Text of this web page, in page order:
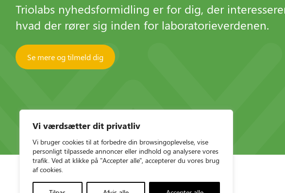
Vi værdsætter dit privatliv
Vi bruger cookies til at forbedre din browsingoplevelse, vise
personligt tilpassede annoncer eller indhold og analysere vores
trafik. Ved at klikke på "Accepter alle", accepterer du vores brug
af cookies.
Triolabs nyhedsformidling er for dig, der
hvad der rører sig inden for laboratorieverdenen.
Se mere og tilmeld dig